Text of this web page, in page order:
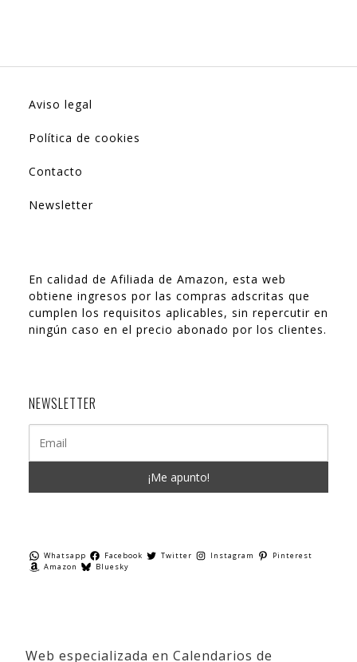
Aviso legal
Política de cookies
Contacto
Newsletter
En calidad de Afiliada de Amazon, esta web
obtiene ingresos por las compras adscritas que
cumplen los requisitos aplicables, sin repercutir en
ningún caso en el precio abonado por los clientes.
NEWSLETTER
Whatsapp Facebook Twitter Instagram
Pinterest
Amazon
Bluesky
Web especializada en Calendarios de